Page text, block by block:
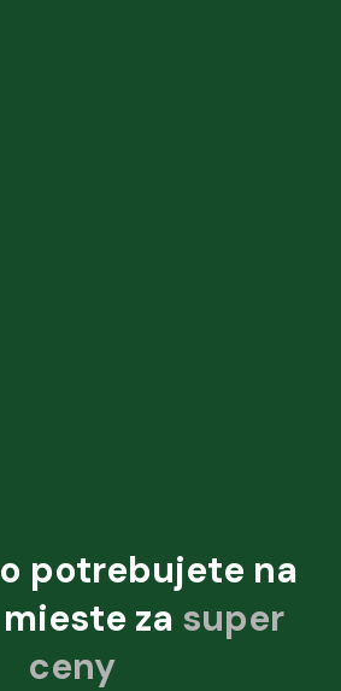
potrebujete na
za super
ceny